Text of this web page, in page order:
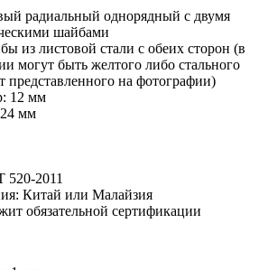
радиальный однорядный с двумя
шайбами
из листовой стали с обеих сторон (в
могут быть желтого либо стального
представленного на фотографии)
12 мм
мм
2011
Китай или Малайзия
обязательной сертификации